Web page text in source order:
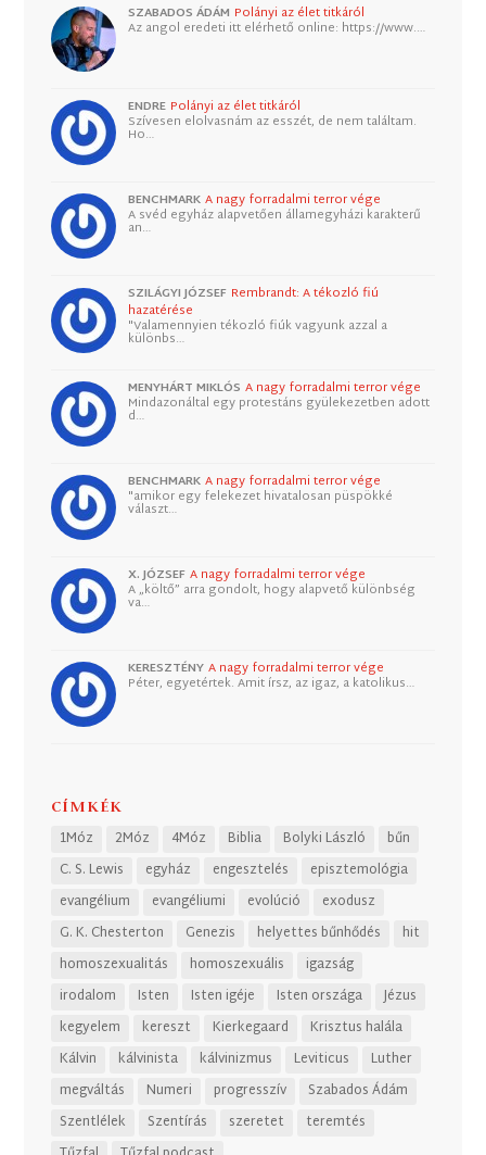
SZABADOS ÁDÁM Polányi az élet titkáról
Az angol eredeti itt elérhető online: https://www.…
ENDRE Polányi az élet titkáról
Szívesen elolvasnám az esszét, de nem találtam.
Ho…
BENCHMARK A nagy forradalmi terror vége
A svéd egyház alapvetően államegyházi karakterű
an…
SZILÁGYI JÓZSEF Rembrandt: A tékozló fiú
hazatérése
"Valamennyien tékozló fiúk vagyunk azzal a
különbs…
MENYHÁRT MIKLÓS A nagy forradalmi terror vége
Mindazonáltal egy protestáns gyülekezetben adott
d…
BENCHMARK A nagy forradalmi terror vége
"amikor egy felekezet hivatalosan püspökké
választ…
X. JÓZSEF A nagy forradalmi terror vége
A „költő” arra gondolt, hogy alapvető különbség
va…
KERESZTÉNY A nagy forradalmi terror vége
Péter, egyetértek. Amit írsz, az igaz, a katolikus…
CÍMKÉK
1Móz 2Móz 4Móz Biblia Bolyki László
bűn
C. S. Lewis
egyház engesztelés
episztemológia
evangélium
evangéliumi evolúció
exodusz
G. K. Chesterton
Genezis helyettes bűnhődés
hit
homoszexualitás
homoszexuális
igazság
irodalom
Isten Isten igéje Isten országa
Jézus
kegyelem
kereszt Kierkegaard
Krisztus halála
Kálvin
kálvinista kálvinizmus Leviticus
Luther
megváltás
Numeri progresszív
Szabados Ádám
Szentlélek
Szentírás szeretet
teremtés